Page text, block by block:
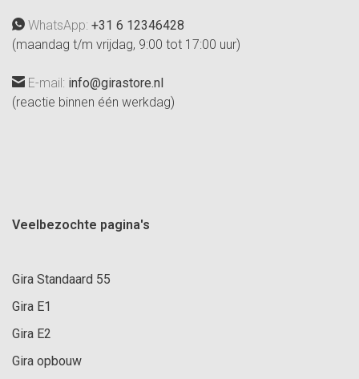
WhatsApp: +31 6 12346428
(maandag t/m vrijdag, 9:00 tot 17:00 uur)
E-mail: info@girastore.nl
(reactie binnen één werkdag)
Veelbezochte pagina's
Gira Standaard 55
Gira E1
Gira E2
Gira opbouw